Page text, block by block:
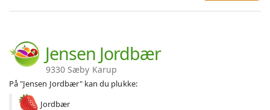
Jensen Jordbær
9330 Sæby Karup
På "Jensen Jordbær" kan du plukke:
Jordbær